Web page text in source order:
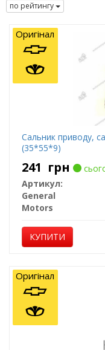
по рейтингу
Сальник приводу,
(35*55*9)
241 грн
Артикул:
General
Motors
КУПИТИ
Оригінал
Оригінал